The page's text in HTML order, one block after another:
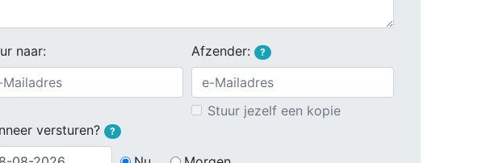
naar: Afzender: ?
Stuur jezelf een kopie
versturen?
?